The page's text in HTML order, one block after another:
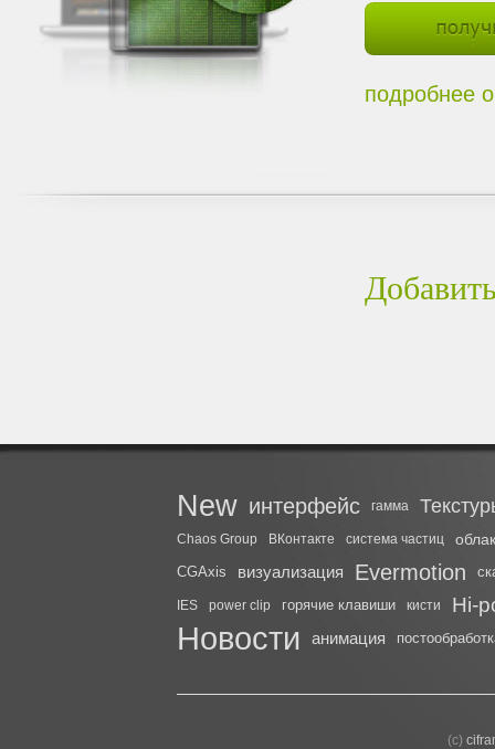
подробнее
New интерфейс гамма
Chaos Group ВКонтакте система частиц
CGAxis визуализация Evermotion
IES power clip горячие клавиши кисти Hi-
Новости анимация
(с)